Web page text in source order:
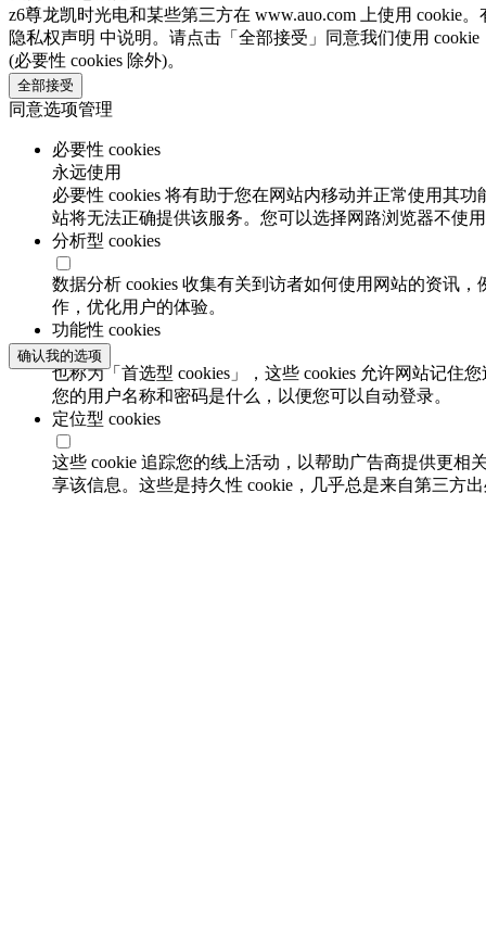
z6尊龙凯时光电和某些第三方在 www.auo.com 上使用 cookie
隐私权声明 中说明。请点击「全部接受」同意我们使用
(必要性 cookies 除外)。
全部接受
同意选项管理
必要性 cookies
永远使用
必要性 cookies 将有助于您在网站内移动并正常使用其
站将无法正确提供该服务。您可以选择网路浏览器不使
分析型 cookies
数据分析 cookies 收集有关到访者如何使用网站的资讯
作，优化用户的体验。
功能性 cookies
也称为「首选型 cookies」，这些 cookies 允许网站记
您的用户名称和密码是什么，以便您可以自动登录。
定位型 cookies
这些 cookie 追踪您的线上活动，以帮助广告商提供更相
享该信息。这些是持久性 cookie，几乎总是来自第三方
确认我的选项